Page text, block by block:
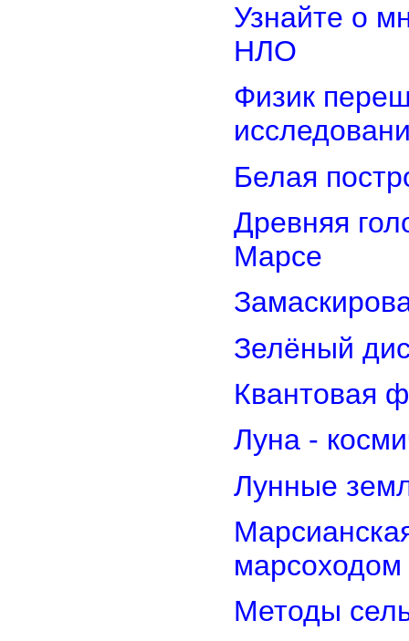
Узнайте о
НЛО
Физик
Белая
Древняя
Марсе
Зелёный
Квантовая
Луна -
Лунные
марсоходом
Методы